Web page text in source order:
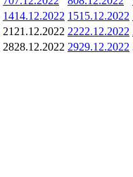
1414.12.2022 1515.12.2022
21 21.12.2022 2222.12.2022
2828.12.2022 2929.12.2022